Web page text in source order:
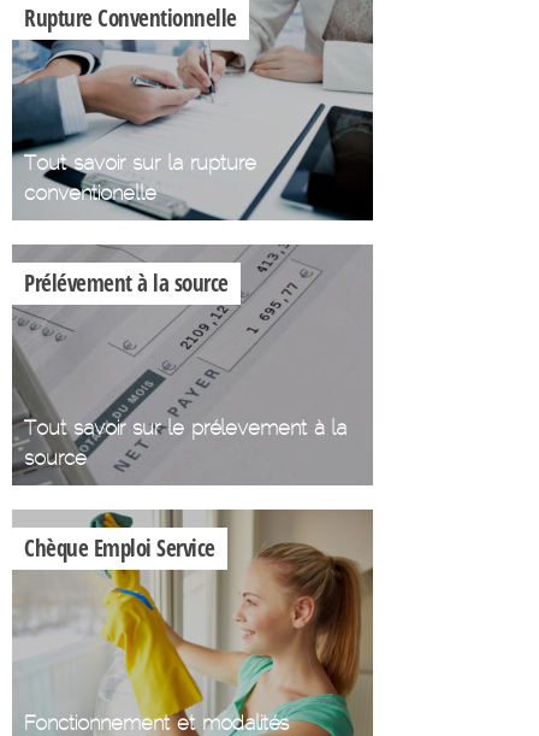
Rupture Conventionnelle
Tout savoir sur la rupture
conventionelle
Prélévement à la source
Tout savoir sur le prélevement à la
source
Chèque Emploi Service
Fonctionnement et modalités